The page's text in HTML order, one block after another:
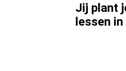
Jij plant
lessen in